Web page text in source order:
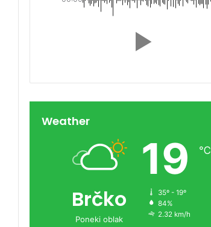
Weather
Brčko
Poneki oblak
19 ℃
35º - 19º
84%
2.32 km/h